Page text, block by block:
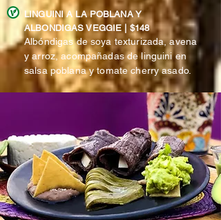
LINGUINI A LA POBLANA Y
ALBONDIGAS VEGGIE | $148
Albóndigas de soya texturizada, avena
y arroz, acompañadas de linguini en
salsa poblana y tomate cherry asado.